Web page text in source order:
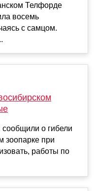
Телфорде
восемь
с самцом.
о гибели
зоопарке при
работы по